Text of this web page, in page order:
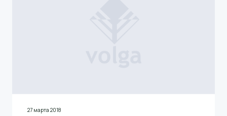
27 марта 2018